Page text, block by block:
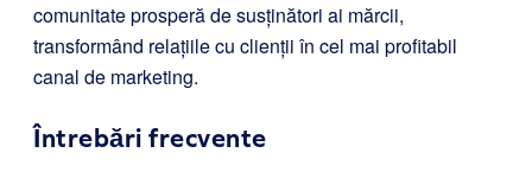
comunitate prosperă de susținători ai mărcii,
transformând relațiile cu clienții în cel mai profitabil
canal de marketing.
Întrebări frecvente